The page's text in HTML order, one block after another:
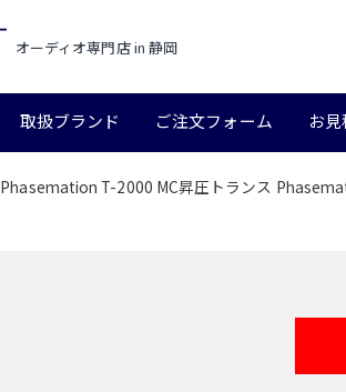
オーディオ専門店 in 静岡
取扱ブランド ご注文フォーム お
Phasemation T-2000 MC昇圧トランス